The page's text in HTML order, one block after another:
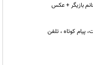
بازیگر + عکس
پیام کوتاه ، تلفن